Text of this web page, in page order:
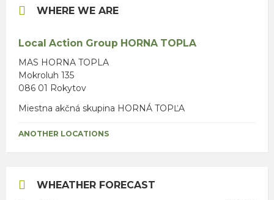
WHERE WE ARE
Local Action Group HORNA TOPLA
MAS HORNA TOPLA
Mokroluh 135
086 01 Rokytov
Miestna akčná skupina HORNÁ TOPĽA
ANOTHER LOCATIONS
WHEATHER FORECAST